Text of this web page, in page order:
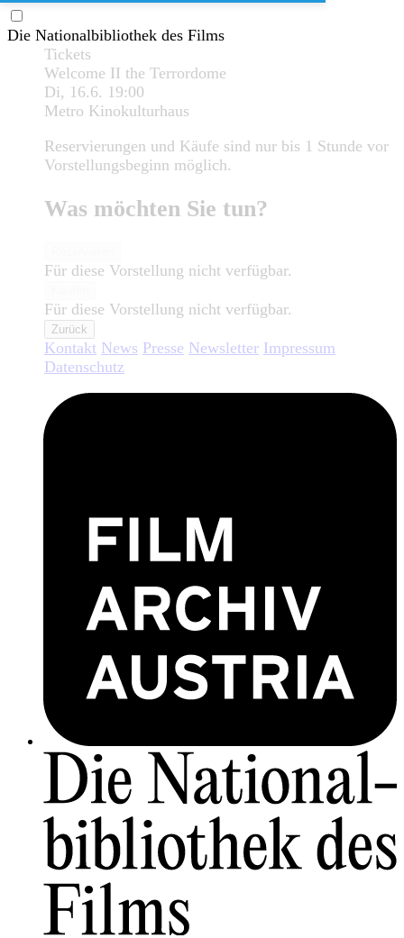
Die Nationalbibliothek des Films
Tickets
Welcome II the Terrordome
Di, 16.6. 19:00
Metro Kinokulturhaus
Reservierungen und Käufe sind nur bis 1 Stunde vor
Vorstellungsbeginn möglich.
Was möchten Sie tun?
Für diese Vorstellung nicht verfügbar.
Für diese Vorstellung nicht verfügbar.
Zurück
Kontakt News Presse Newsletter Impressum
Datenschutz